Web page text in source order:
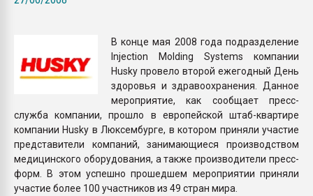
ПЕРЕЙТИ НА
В конце мая 2008 года подразделение
Injection Molding Systems компании
Husky провело второй ежегодный День
здоровья и здравоохранения. Данное
мероприятие, как сообщает пресс-
служба компании, прошло в европейской штаб-квартире
компании Husky в Люксембурге, в котором приняли участие
представители компаний, занимающиеся производством
медицинского оборудования, а также производители пресс-
форм. В этом успешно прошедшем мероприятии приняли
участие более 100 участников из 49 стран мира.